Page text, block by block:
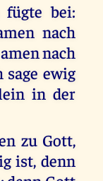
bei:
nach
nach
ewig
in der
zu Gott,
ist, denn